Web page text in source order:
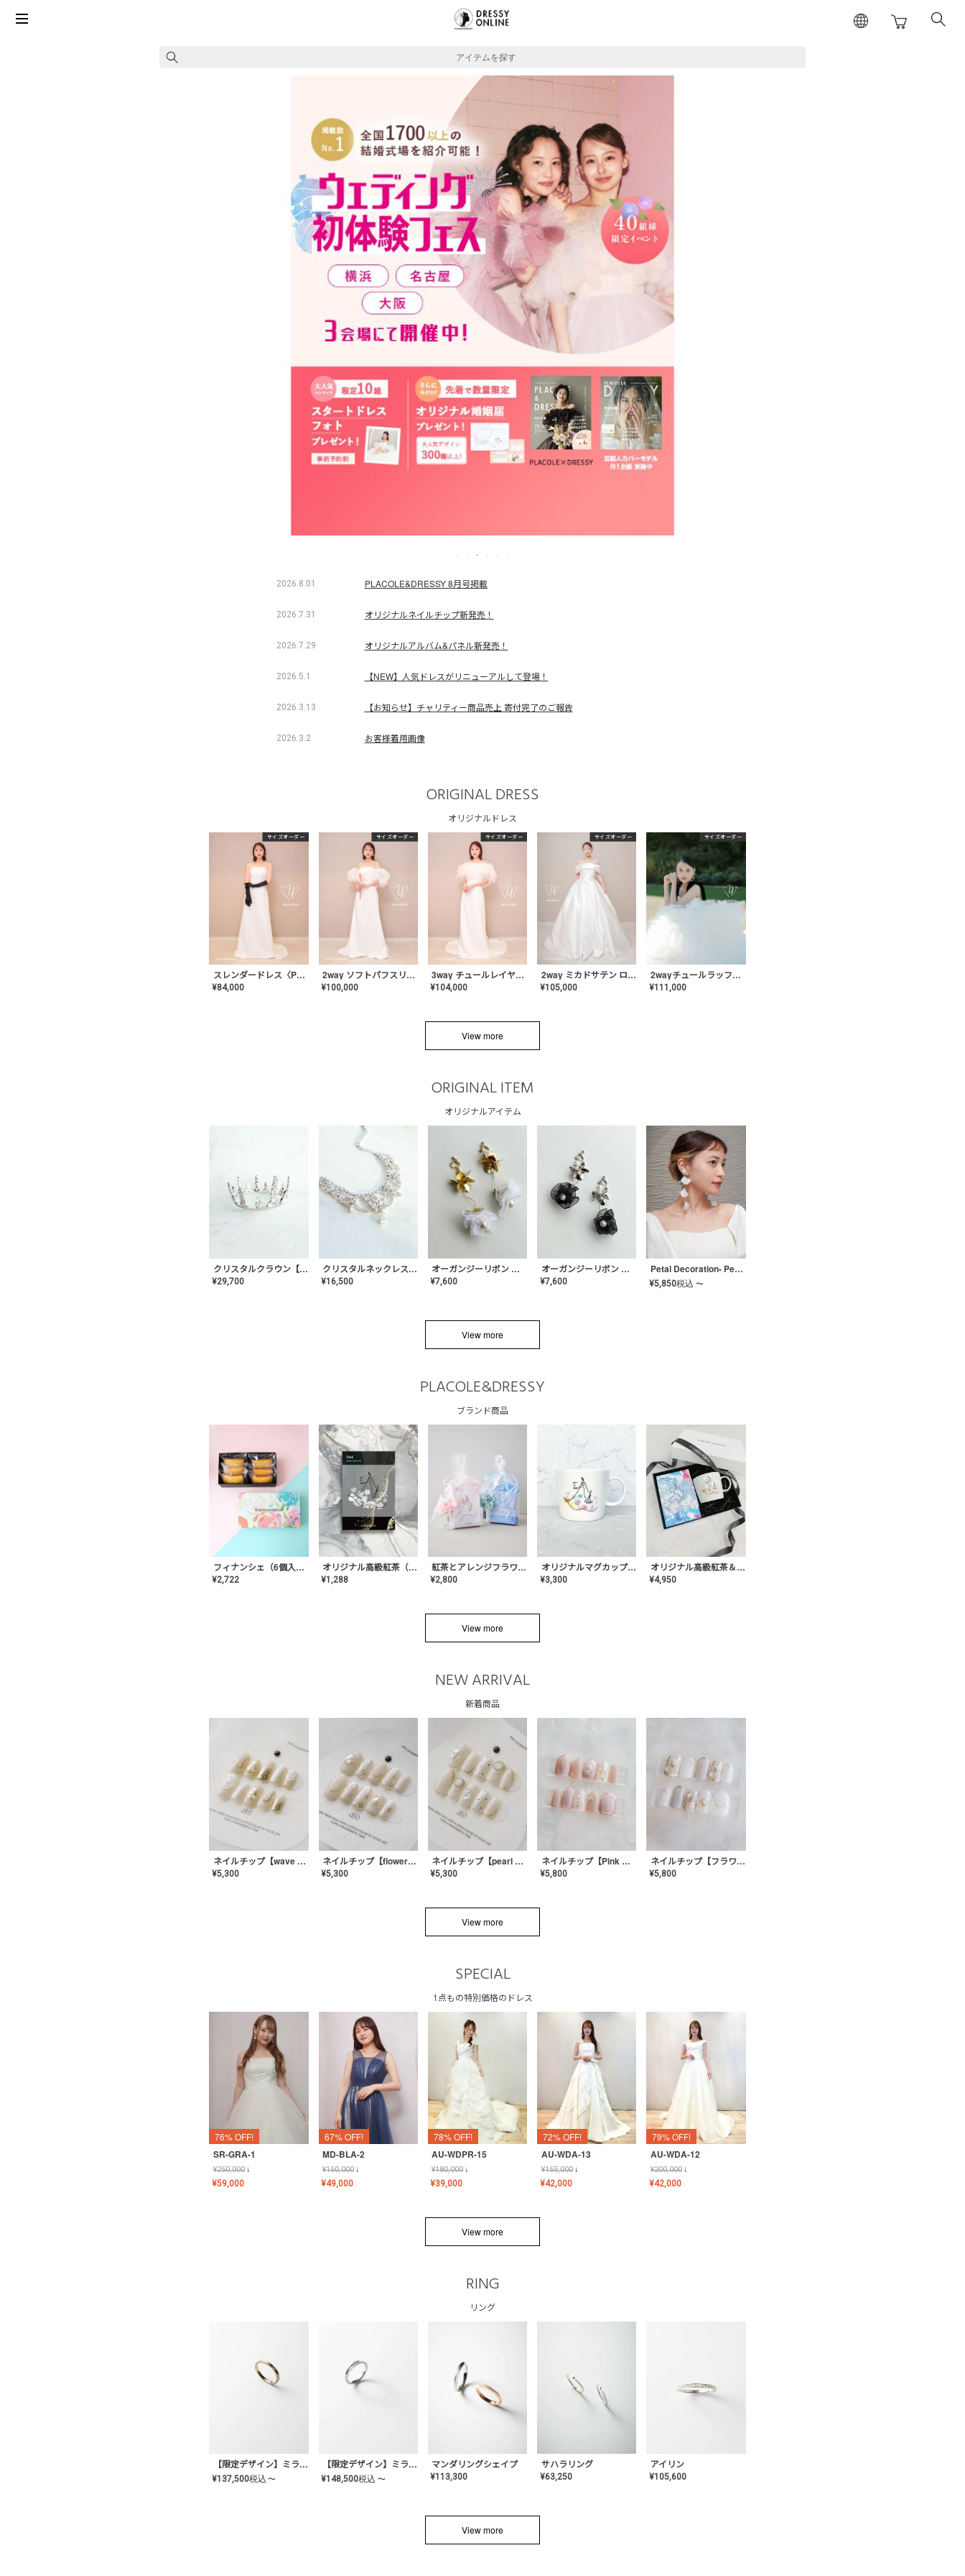
アイテムを探す
2026.8.01 PLACOLE&DRESSY 8月号掲載
2026.7.31 オリジナルネイルチップ新発売！
2026.7.29 オリジナルアルバム&パネル新発売！
2026.5.1 【NEW】人気ドレスがリニューアルして登場！
2026.3.13 【お知らせ】チャリティー商品売上 寄付完了のご報告
2026.3.2 お客様着用画像
ORIGINAL DRESS
オリジナルドレス
サイズオーダー
スレンダードレス〈PD-WDOR-2110〉
¥84,000
サイズオーダー
2way ソフトパフスリーブ スレンダードレス〈PD-WDOR-2112〉
¥100,000
サイズオーダー
3way チュールレイヤーオフショルダー スレンダードレス〈PD-WDOR-2111〉
¥104,000
サイズオーダー
2way ミカドサテン ロールカラードレス〈PD-WDOR-511〉
¥105,000
サイズオーダー
2wayチュールラッフルドレス〈PD-WDOR-341〉
¥111,000
View more
ORIGINAL ITEM
オリジナルアイテム
クリスタルクラウン【MA-COHD-01】韓国風クラウン/ウェディングクラウン/ティアラ
¥29,700
クリスタルネックレス-Lace【MA-CONL-02】
¥16,500
オーガンジーリボン バレリーナイヤリング&ピアス【White】〈PV-COER-12〉
¥7,600
オーガンジーリボン バレリーナイヤリング&ピアス【Black】〈PV-COER-11〉
¥7,600
Petal Decoration- Pearl【JA-COER-3】
¥5,850税込 〜
View more
PLACOLE&DRESSY
ブランド商品
フィナンシェ（6個入り）
¥2,722
オリジナル高級紅茶（TIME/タイム）【ギフト/プチギフト/プレゼント/内祝い/結婚式/オリジナル配合/高品質/ハーブティー/茶葉/記念日/お返し/手土産/美容/おしゃれ】
¥1,288
紅茶とアレンジフラワーのセット
¥2,800
オリジナルマグカップ【AT-TW-03】ギフトセット有/プレゼント/内祝い/結婚式/ペア/食器/テーブルウェア/記念日/お返し/特別/高級/おしゃれ
¥3,300
オリジナル高級紅茶＆マグカップ ギフト【AT-GF-02】ギフトセット/プレゼント/内祝い/結婚式/ハーブティー/高品質/マグカップ/食器/記念日/お返し/手土産/美容/おしゃれ
¥4,950
View more
NEW ARRIVAL
新着商品
ネイルチップ【wave mirror】AE-CONA-04
¥5,300
ネイルチップ【flower shell】AE-CONA-03
¥5,300
ネイルチップ【pearl bijou】AE-CONA-02
¥5,300
ネイルチップ【Pink Glow Nail】MK-CONA-04
¥5,800
ネイルチップ【フラワーシフォンネイル】MK-CONA-03
¥5,800
View more
SPECIAL
1点もの特別価格のドレス
76% OFF!
SR-GRA-1
¥250,000↓
¥59,000
67% OFF!
MD-BLA-2
¥150,000↓
¥49,000
78% OFF!
AU-WDPR-15
¥180,000↓
¥39,000
72% OFF!
AU-WDA-13
¥155,000↓
¥42,000
79% OFF!
AU-WDA-12
¥200,000↓
¥42,000
View more
RING
リング
【限定デザイン】ミライ(mill-ai)リング
¥137,500税込 〜
【限定デザイン】ミライ(mill-ai)リング
¥148,500税込 〜
マンダリングシェイプ
¥113,300
サハラリング
¥63,250
アイリン
¥105,600
View more